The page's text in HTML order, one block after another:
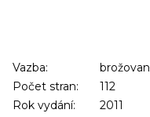
Vazba:
Počet stran:
112
Rok vydání:
2011